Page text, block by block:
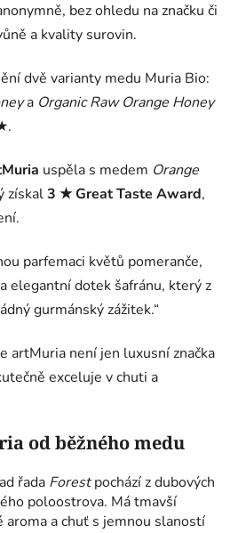
bez ohledu na značku či
a kvality surovin.
dvě varianty medu Muria Bio:
a Organic Raw Orange Honey
uspěla s medem Orange
získal3 ★ Great Taste Award,
parfemaci květů pomeranče,
elegantní dotek šafránu, který z
gurmánský zážitek.“
artMuria není jen luxusní značka
exceluje v chuti a
od běžného medu
řada Forestpochází z dubových
poloostrova. Má tmavší
aroma a chuť s jemnou slaností